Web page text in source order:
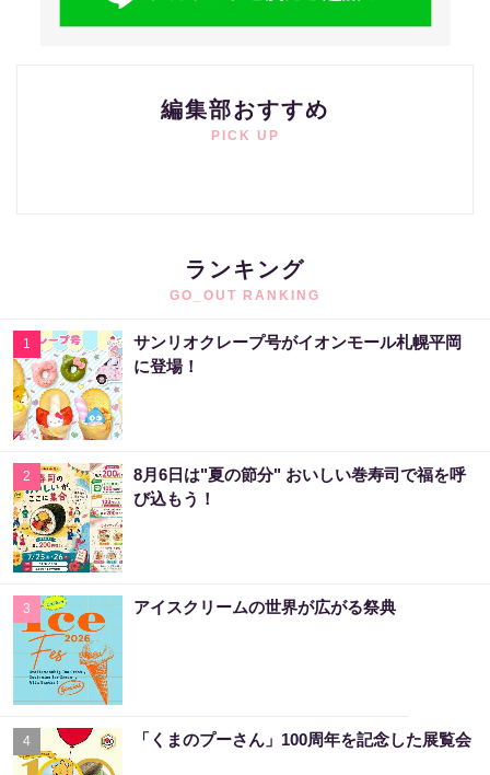
編集部おすすめ
PICK UP
ランキング
GO_OUT RANKING
1
サンリオクレープ号がイオンモール札幌平岡
に登場！
2
8月6日は"夏の節分" おいしい巻寿司で福を呼
び込もう！
3 アイスクリームの世界が広がる祭典
4 「くまのプーさん」100周年を記念した展覧会